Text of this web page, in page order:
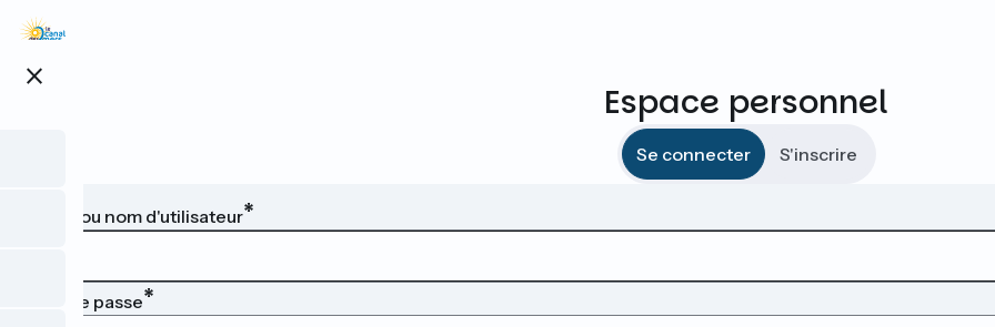
Aller
principal
close
Espace personnel
Se connecter S'inscrire
Email ou nom d'utilisateur
Mot de passe